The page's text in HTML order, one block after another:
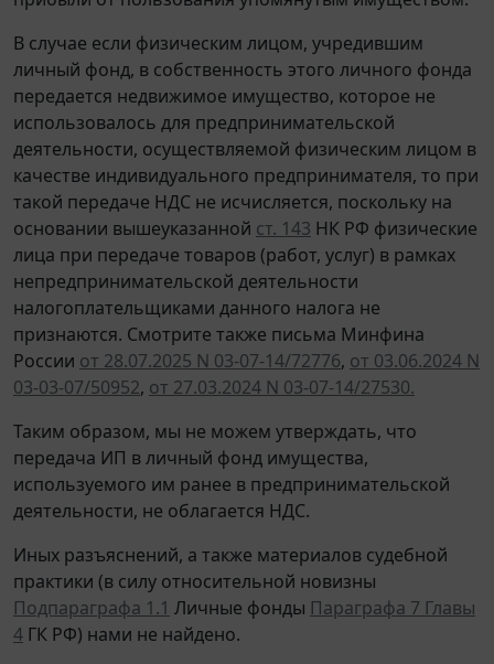
В случае если физическим лицом, учредившим
личный фонд, в собственность этого личного фонда
передается недвижимое имущество, которое не
использовалось для предпринимательской
деятельности, осуществляемой физическим лицом в
качестве индивидуального предпринимателя, то при
такой передаче НДС не исчисляется, поскольку на
основании вышеуказанной ст. 143 НК РФ физические
лица при передаче товаров (работ, услуг) в рамках
непредпринимательской деятельности
налогоплательщиками данного налога не
признаются. Смотрите также письма Минфина
России от 28.07.2025 N 03-07-14/72776, от 03.06.2024 N
03-03-07/50952, от 27.03.2024 N 03-07-14/27530.
Таким образом, мы не можем утверждать, что
передача ИП в личный фонд имущества,
используемого им ранее в предпринимательской
деятельности, не облагается НДС.
Иных разъяснений, а также материалов судебной
практики (в силу относительной новизны
Подпараграфа 1.1 Личные фонды Параграфа 7 Главы
4 ГК РФ) нами не найдено.